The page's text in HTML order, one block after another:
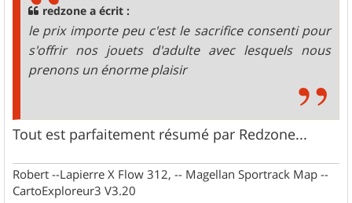
redzone a écrit :
le prix importe peu c'est le sacrifice consenti pour
s'offrir nos jouets d'adulte avec lesquels nous
prenons un énorme plaisir
Tout est parfaitement résumé par Redzone...
Robert --Lapierre X Flow 312, -- Magellan Sportrack Map --
CartoExploreur3 V3.20